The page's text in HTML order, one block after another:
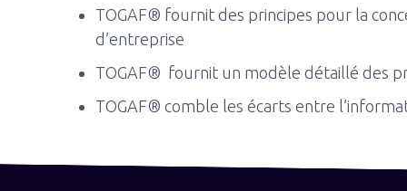
TOGAF® fournit des principes pour la
d’entreprise
TOGAF® fournit un modèle détaillé des
TOGAF® comble les écarts entre